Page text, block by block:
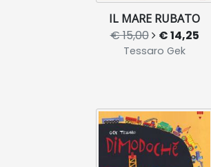
IL MARE RUBATO
€ 15,00 € 14,25
Tessaro Gek